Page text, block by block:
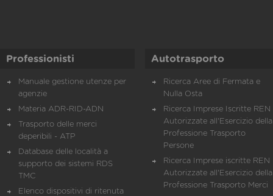
Professionisti
Manuale gestione utenze per
agenzie
Materia ADR-RID-ADN
Trasporto delle merci
deperibili - ATP
Database delle località a
supporto dei sistemi RDS
TMC
Elenco dispositivi di ritenuta
Autotrasporto
Ricerca Aree di Fermata e
Nulla Osta
Ricerca Imprese Iscritte REN
Autorizzate all'Esercizio della
Professione Trasporto
Persone
Ricerca Imprese iscritte REN
Autorizzate all'Esercizio della
Professione Trasporto Merci